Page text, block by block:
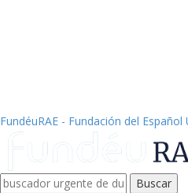
FundéuRAE - Fundación del Español
Buscar